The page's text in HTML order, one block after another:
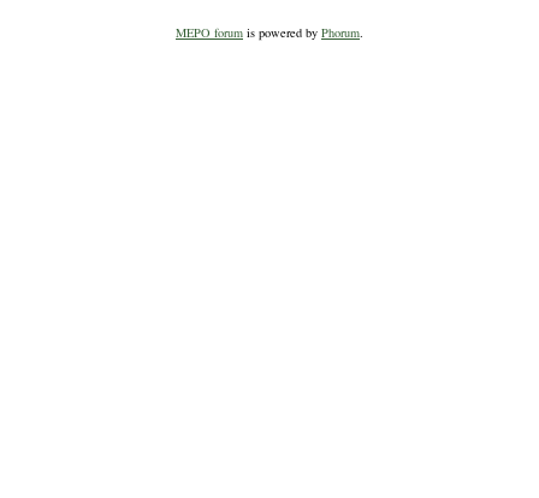
MEPO forum is powered by Phorum.